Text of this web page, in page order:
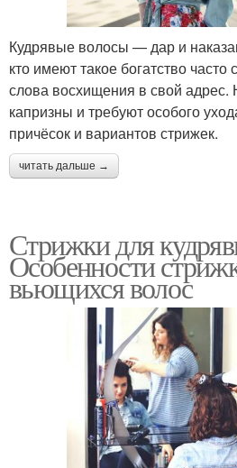
Кудрявые волосы — дар и
кто имеют такое богатство
слова восхищения в свой адрес.
капризны и требуют особого
причёсок и вариантов стрижек.
читать дальше →
Стрижки для
Особенности
вьющихся волос